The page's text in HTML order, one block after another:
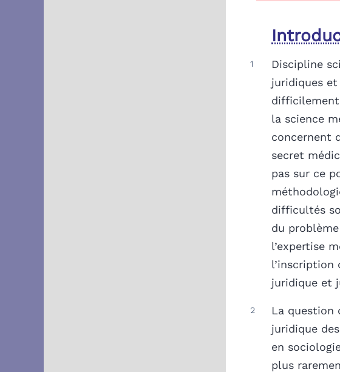
Discipline
juridiques et
difficilement
la science
concernent
secret
pas sur ce
difficultés
du
l’expertise
l’inscription
juridique et
La question
juridique
en
plus